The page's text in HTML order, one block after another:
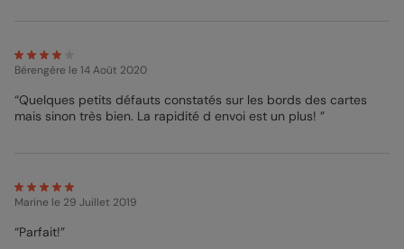
Bérengère le 14 Août 2020
“Quelques petits défauts constatés sur les bords des cartes
mais sinon très bien. La rapidité d envoi est un plus! ”
Marine le 29 Juillet 2019
“Parfait!”